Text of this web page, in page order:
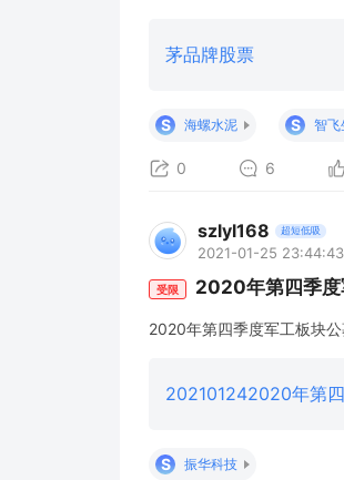
茅品牌股票
S 海螺水泥 S 智飞
0 6
szlyl168 超短低吸
2021-01-25 23:44:43
受限 2020年第四季度
2020年第四季度军工板块
S 振华科技